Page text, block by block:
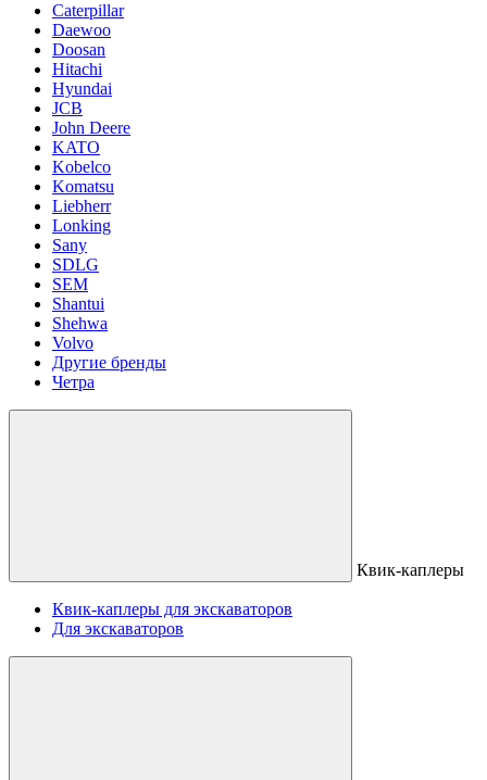
Caterpillar
Daewoo
Doosan
Hitachi
Hyundai
JCB
John Deere
KATO
Kobelco
Komatsu
Liebherr
Lonking
Sany
SDLG
SEM
Shantui
Shehwa
Volvo
Другие бренды
Четра
Квик-каплеры
Квик-каплеры для экскаваторов
Для экскаваторов